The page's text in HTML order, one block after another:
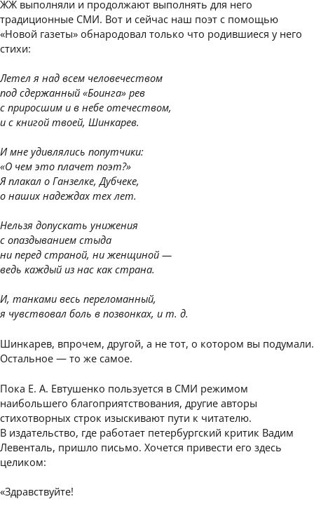
ЖЖ выполняли и продолжают выполнять для него
традиционные СМИ. Вот и сейчас наш поэт с помощью
«Новой газеты» обнародовал только что родившиеся у него
стихи:
Летел я над всем человечеством
под сдержанный «Боинга» рев
с приросшим и в небе отечеством,
и с книгой твоей, Шинкарев.
И мне удивлялись попутчики:
«О чем это плачет поэт?»
Я плакал о Ганзелке, Дубчеке,
о наших надеждах тех лет.
Нельзя допускать унижения
с опаздыванием стыда
ни перед страной, ни женщиной —
ведь каждый из нас как страна.
И, танками весь переломанный,
я чувствовал боль в позвонках, и т. д.
Шинкарев, впрочем, другой, а не тот, о котором вы подумали.
Остальное — то же самое.
Пока Е. А. Евтушенко пользуется в СМИ режимом
наибольшего благоприятствования, другие авторы
стихотворных строк изыскивают пути к читателю.
В издательство, где работает петербургский критик Вадим
Левенталь, пришло письмо. Хочется привести его здесь
целиком:
«Здравствуйте!